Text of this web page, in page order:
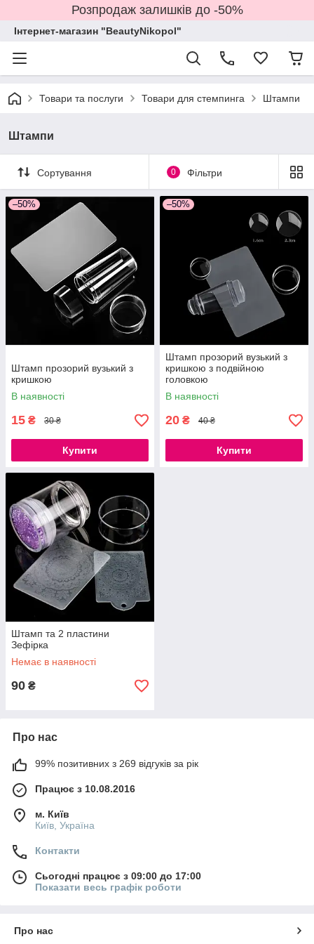
Розпродаж залишків до -50%
Інтернет-магазин "BeautyNikopol"
Товари та послуги Товари для стемпинга Штампи
Штампи
Сортування 0 Фільтри
–50%
Штамп прозорий вузький з
кришкою
В наявності
15 ₴ 30 ₴
Купити
–50%
Штамп прозорий вузький з
кришкою з подвійною
головкою
В наявності
20 ₴ 40 ₴
Купити
Штамп та 2 пластини
Зефірка
Немає в наявності
90 ₴
Про нас
99% позитивних з 269 відгуків за рік
Працює з 10.08.2016
м. Київ
Київ, Україна
Контакти
Сьогодні працює з 09:00 до 17:00
Показати весь графік роботи
Про нас